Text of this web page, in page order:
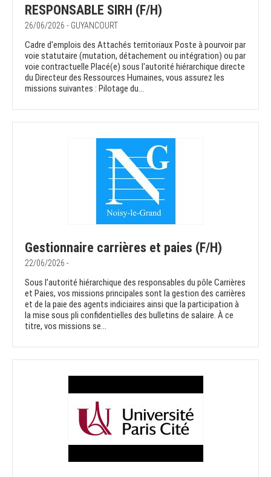
RESPONSABLE SIRH (F/H)
26/06/2026 - GUYANCOURT
Cadre d'emplois des Attachés territoriaux Poste à pourvoir par
voie statutaire (mutation, détachement ou intégration) ou par
voie contractuelle Placé(e) sous l'autorité hiérarchique directe
du Directeur des Ressources Humaines, vous assurez les
missions suivantes : Pilotage du...
Gestionnaire carrières et paies (F/H)
22/06/2026 -
Sous l’autorité hiérarchique des responsables du pôle Carrières
et Paies, vos missions principales sont la gestion des carrières
et de la paie des agents indiciaires ainsi que la participation à
la mise sous pli confidentielles des bulletins de salaire. À ce
titre, vos missions se...